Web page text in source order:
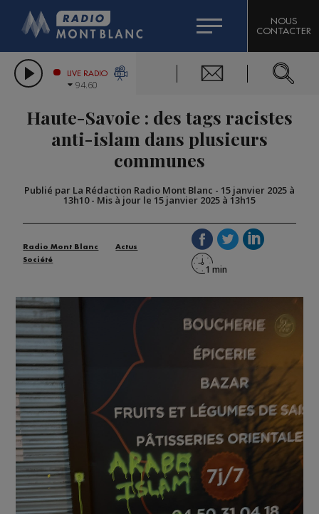
LES CHRONIQUES DE L'EXPERT
CITIZEN MACHINERY
GRAND MASSIF DOMAINES SKIABLES
BIGARD
COMPAGNIE DU MONT-BLANC
NOUS
CONTACTER
LIVE RADIO
94.60
Haute-Savoie : des tags racistes
anti-islam dans plusieurs
communes
Publié par La Rédaction Radio Mont Blanc - 15 janvier 2025 à
13h10- Mis à jour le 15 janvier 2025 à 13h15
Radio Mont Blanc
Actus
Société